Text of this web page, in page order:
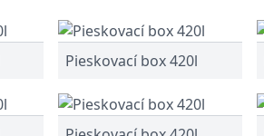
Pieskovací box 420l